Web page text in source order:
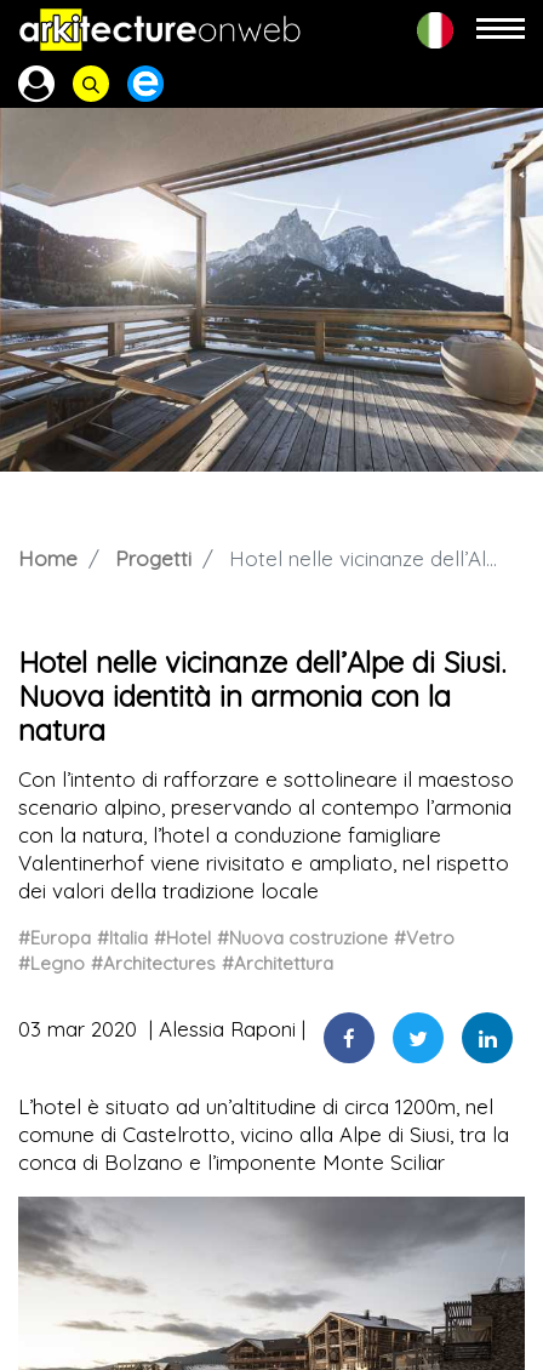
Home Progetti Hotel nelle vicinanze dell’Alpe di Siusi. Nuova identità in armonia con la natura
Hotel nelle vicinanze dell’Alpe di Siusi.
Nuova identità in armonia con la
natura
Con l’intento di rafforzare e sottolineare il maestoso
scenario alpino, preservando al contempo l’armonia
con la natura, l’hotel a conduzione famigliare
Valentinerhof viene rivisitato e ampliato, nel rispetto
dei valori della tradizione locale
#Europa #Italia #Hotel #Nuova costruzione #Vetro
#Legno #Architectures #Architettura
03 mar 2020 Alessia Raponi
L’hotel è situato ad un’altitudine di circa 1200m, nel
comune di Castelrotto, vicino alla Alpe di Siusi, tra la
conca di Bolzano e l’imponente Monte Sciliar